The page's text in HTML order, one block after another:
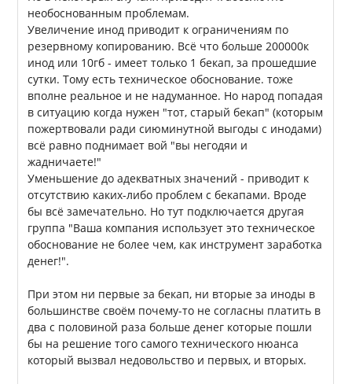
необоснованным проблемам.
Увеличение инод приводит к ограничениям по
резервному копированию. Всё что больше 200000к
инод или 10гб - имеет только 1 бекап, за прошедшие
сутки. Тому есть техническое обоснование. тоже
вполне реальное и не надуманное. Но народ попадая
в ситуацию когда нужен "тот, старый бекап" (которым
пожертвовали ради сиюминутной выгоды с инодами)
всё равно поднимает вой "вы негодяи и
жадничаете!"
Уменьшение до адекватных значений - приводит к
отсутствию каких-либо проблем с бекапами. Вроде
бы всё замечательно. Но тут подключается другая
группа "Ваша компания использует это техническое
обоснование не более чем, как инструмент заработка
денег!".
При этом ни первые за бекап, ни вторые за иноды в
большинстве своём почему-то не согласны платить в
два с половиной раза больше денег которые пошли
бы на решение того самого технического нюанса
который вызвал недовольство и первых, и вторых.